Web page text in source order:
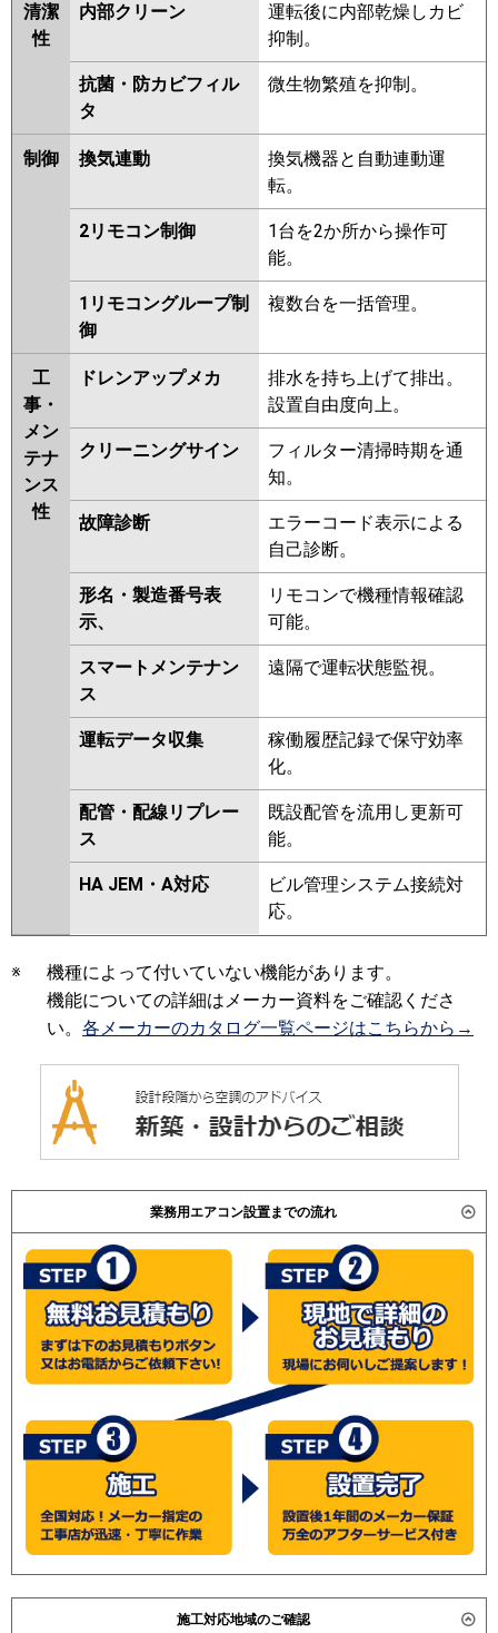
清潔
性
内部クリーン
運転後に内部乾燥しカビ
抑制。
抗菌・防カビフィル
タ
微生物繁殖を抑制。
制御 換気連動
換気機器と自動連動運
転。
2リモコン制御
1台を2か所から操作可
能。
1リモコングループ制
御
複数台を一括管理。
工
事・
メン
テナ
ンス
性
ドレンアップメカ
排水を持ち上げて排出。
設置自由度向上。
クリーニングサイン
フィルター清掃時期を通
知。
故障診断
エラーコード表示による
自己診断。
形名・製造番号表
示、
リモコンで機種情報確認
可能。
スマートメンテナン
ス
遠隔で運転状態監視。
運転データ収集
稼働履歴記録で保守効率
化。
配管・配線リプレー
ス
既設配管を流用し更新可
能。
HA JEM・A対応
ビル管理システム接続対
応。
※
機種によって付いていない機能があります。
機能についての詳細はメーカー資料をご確認くださ
い。 各メーカーのカタログ一覧ページはこちらから→
業務用エアコン設置までの流れ
施工対応地域のご確認